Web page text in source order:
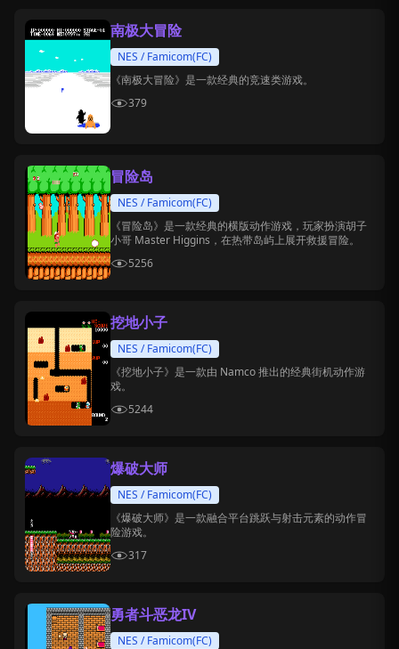
南极大冒险
NES / Famicom(FC)
《南极大冒险》是一款经典的竞速类游戏。
379
冒险岛
NES / Famicom(FC)
《冒险岛》是一款经典的横版动作游戏，玩家扮演胡子
小哥 Master Higgins，在热带岛屿上展开救援冒险。
5256
挖地小子
NES / Famicom(FC)
《挖地小子》是一款由 Namco 推出的经典街机动作游
戏。
5244
爆破大师
NES / Famicom(FC)
《爆破大师》是一款融合平台跳跃与射击元素的动作冒
险游戏。
317
勇者斗恶龙IV
NES / Famicom(FC)